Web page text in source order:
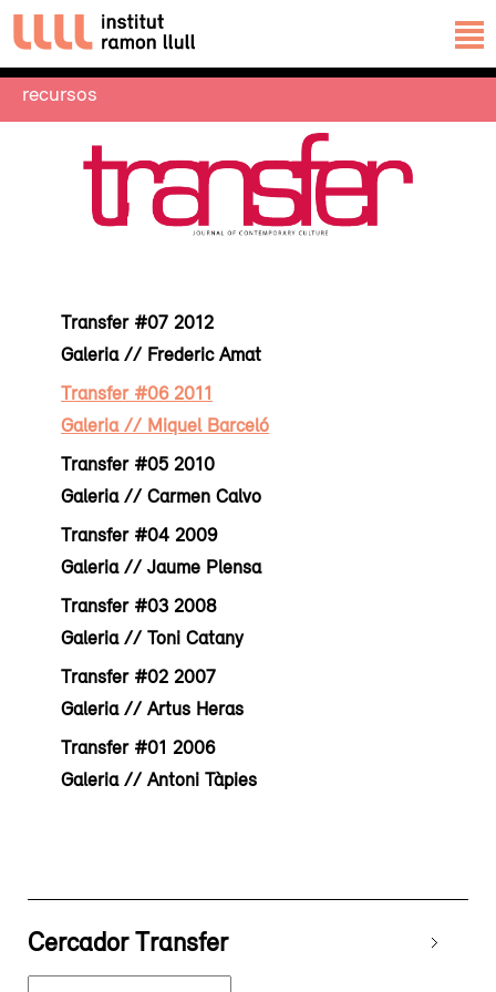
recursos
Transfer #07 2012
Galeria // Frederic Amat
Transfer #06 2011
Galeria // Miquel Barceló
Transfer #05 2010
Galeria // Carmen Calvo
Transfer #04 2009
Galeria // Jaume Plensa
Transfer #03 2008
Galeria // Toni Catany
Transfer #02 2007
Galeria // Artus Heras
Transfer #01 2006
Galeria // Antoni Tàpies
Cercador Transfer